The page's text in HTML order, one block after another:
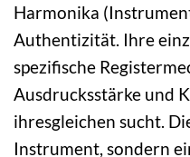
Harmonika
Authentizität. Ihre
spezifische
Ausdrucksstärke und
ihresgleichen sucht.
Instrument, sondern